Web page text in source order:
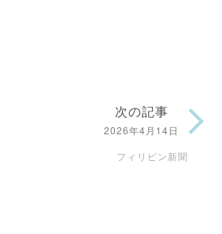
次の記事
2026年4月14日
フィリピン新聞